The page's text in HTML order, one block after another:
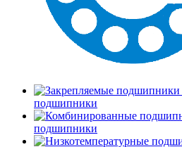
подшипники
подшипники